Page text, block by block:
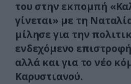
του στην εκπομπή
γίνεται» με τη
μίλησε για την
ενδεχόμενο
αλλά και για το νέο
Καρυστιανού.